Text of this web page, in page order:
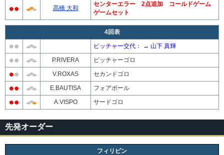
髙橋 大和
センターエラー 2点追加 コールドゲーム
ゲームセット
4回表
ピッチャー交代： → 山下 真輝
P.RIVERA
ピッチャーゴロ
V.ROXAS
セカンドゴロ
E.BAUTISA
フォアボール
A.VISPO
サードゴロ
先発オーダー
フィリピン